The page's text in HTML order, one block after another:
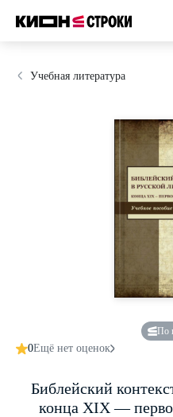
Учебная литература
По
0Ещё нет оценок
Библейский
конца ХIХ —